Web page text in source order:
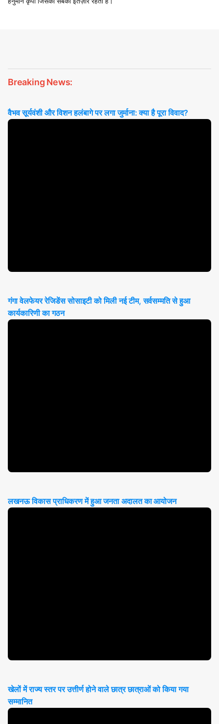
Breaking News:
वैभव सूर्यवंशी और विशन हलंबागे पर लगा जुर्माना: क्या है पूरा विवाद?
गंगा वेलफेयर रेजिडेंस सोसाइटी को मिली नई टीम, सर्वसम्मति से हुआ
कार्यकारिणी का गठन
लखनऊ विकास प्राधिकरण में हुआ जनता अदालत का आयोजन
खेलों में राज्य स्तर पर उत्तीर्ण होने वाले छात्र छात्राओं को किया गया
सम्मानित